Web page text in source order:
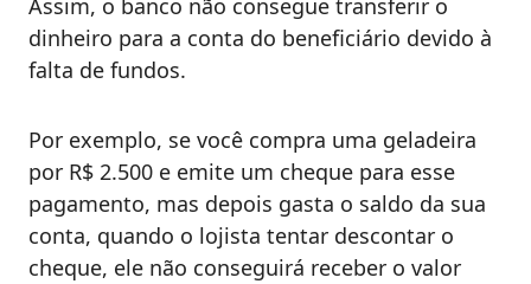
Assim, o banco não consegue transferir o
dinheiro para a conta do beneficiário devido à
falta de fundos.
Por exemplo, se você compra uma geladeira
por R$ 2.500 e emite um cheque para esse
pagamento, mas depois gasta o saldo da sua
conta, quando o lojista tentar descontar o
cheque, ele não conseguirá receber o valor